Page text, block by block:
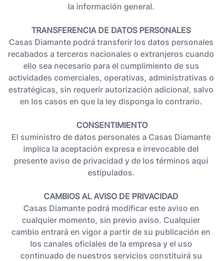
la información general.
TRANSFERENCIA DE DATOS PERSONALES
Casas Diamante podrá transferir los datos personales
recabados a terceros nacionales o extranjeros cuando
ello sea necesario para el cumplimiento de sus
actividades comerciales, operativas, administrativas o
estratégicas, sin requerir autorización adicional, salvo
en los casos en que la ley disponga lo contrario.
CONSENTIMIENTO
El suministro de datos personales a Casas Diamante
implica la aceptación expresa e irrevocable del
presente aviso de privacidad y de los términos aquí
estipulados.
CAMBIOS AL AVISO DE PRIVACIDAD
Casas Diamante podrá modificar este aviso en
cualquier momento, sin previo aviso. Cualquier
cambio entrará en vigor a partir de su publicación en
los canales oficiales de la empresa y el uso
continuado de nuestros servicios constituirá su